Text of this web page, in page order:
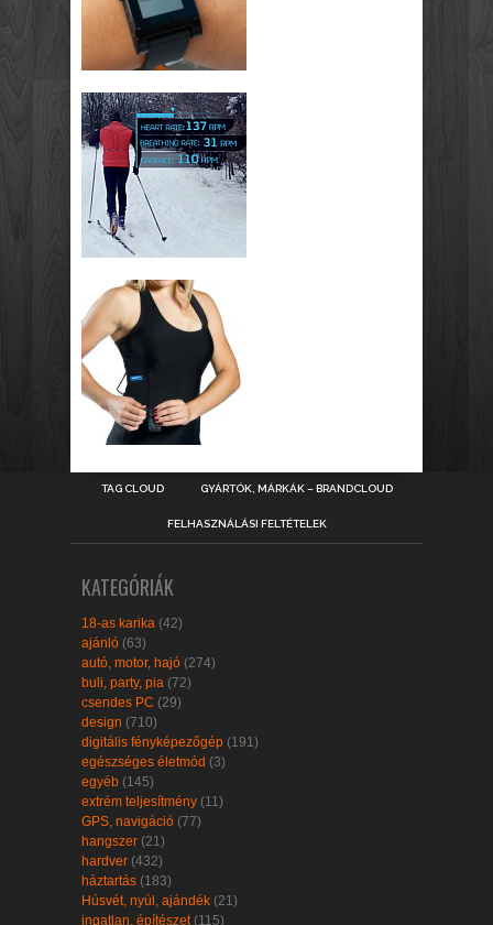
TAG CLOUD GYÁRTÓK, MÁRKÁK – BRANDCLOUD
FELHASZNÁLÁSI FELTÉTELEK
KATEGÓRIÁK
18-as karika (42)
ajánló (63)
autó, motor, hajó (274)
buli, party, pia (72)
csendes PC (29)
design (710)
digitális fényképezőgép (191)
egészséges életmód (3)
egyéb (145)
extrém teljesítmény (11)
GPS, navigáció (77)
hangszer (21)
hardver (432)
háztartás (183)
Húsvét, nyúl, ajándék (21)
ingatlan, építészet (115)